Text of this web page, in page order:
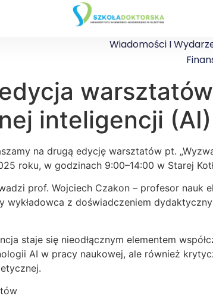
Wiadomości I
inteligencji
na drugą edycję warsztatów pt.
roku, w godzinach 9:00–14:00 w Starej
prof. Wojciech Czakon – profesor nauk
wykładowca z doświadczeniem
staje się nieodłącznym elementem
AI w pracy naukowej, ale również